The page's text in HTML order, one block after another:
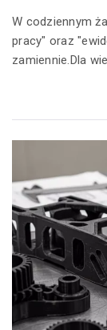
W codziennym
pracy" oraz
zamiennie.Dla